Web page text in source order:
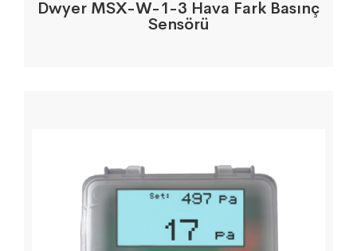
Dwyer MSX-W-1-3 Hava Fark Basınç
Sensörü